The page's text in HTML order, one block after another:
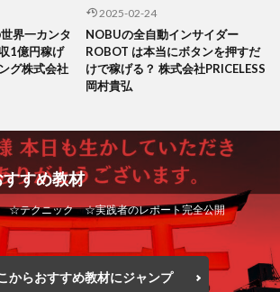
界一カンタ
1億円稼げ
グ株式会社
2025-02-24
NOBUの全自動インサイダー
ROBOT は本当にボタンを押すだ
けで稼げる？ 株式会社PRICELESS
岡村貴弘
すめ教材
☆テクニック ☆実践者のレポート完全公開
からおすすめ教材にジャンプ